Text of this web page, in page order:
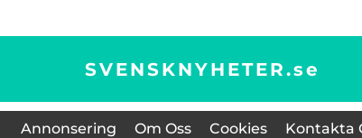
SVENSKNYHETER.se
Annonsering Om Oss Cookies Kontakta